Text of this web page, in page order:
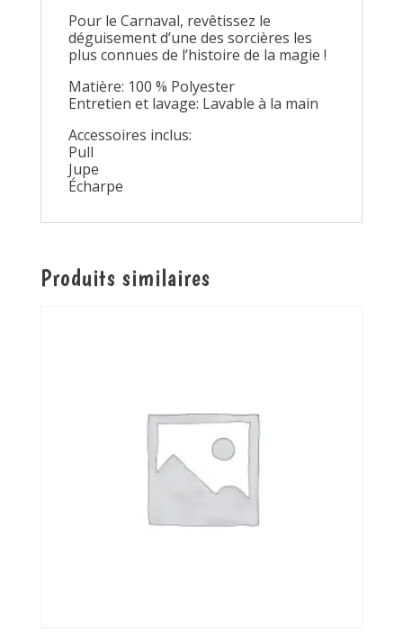
Pour le Carnaval, revêtissez le
déguisement d’une des sorcières les
plus connues de l’histoire de la magie !
Matière: 100 % Polyester
Entretien et lavage: Lavable à la main
Accessoires inclus:
Pull
Jupe
Écharpe
Produits similaires